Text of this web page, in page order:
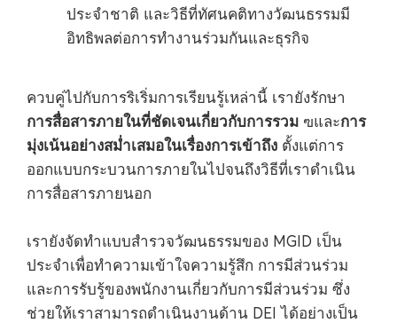
ประจำชาติ และวิธีที่ทัศนคติทางวัฒนธรรมมี
อิทธิพลต่อการทำงานร่วมกันและธุรกิจ
ควบคู่ไปกับการริเริ่มการเรียนรู้เหล่านี้ เรายังรักษา
การสื่อสารภายในที่ชัดเจนเกี่ยวกับการรวม ฃและการ
มุ่งเน้นอย่างสม่ำเสมอในเรื่องการเข้าถึง ตั้งแต่การ
ออกแบบกระบวนการภายในไปจนถึงวิธีที่เราดำเนิน
การสื่อสารภายนอก
เรายังจัดทำแบบสำรวจวัฒนธรรมของ MGID เป็น
ประจำเพื่อทำความเข้าใจความรู้สึก การมีส่วนร่วม
และการรับรู้ของพนักงานเกี่ยวกับการมีส่วนร่วม ซึ่ง
ช่วยให้เราสามารถดำเนินงานด้าน DEI ได้อย่างเป็น